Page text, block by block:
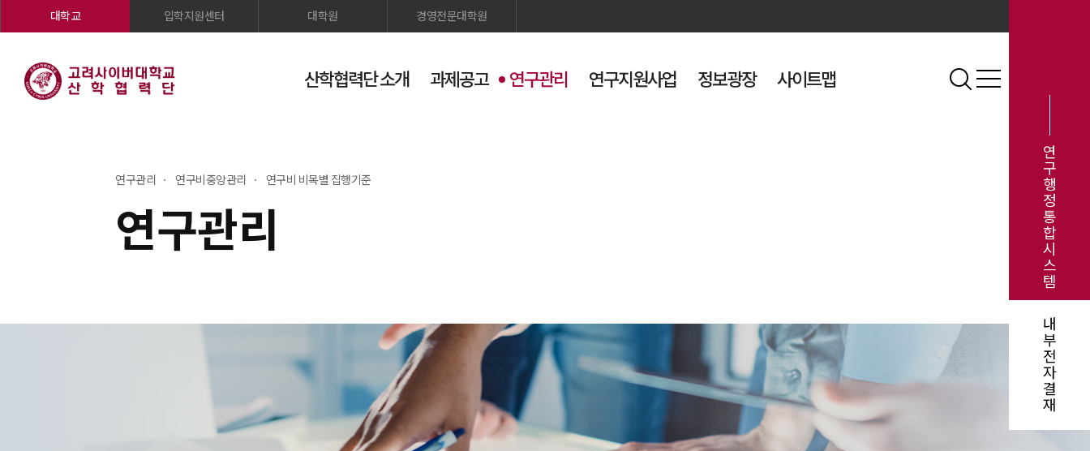
산학협력단 소개 과제공고 연구관리 연구지원사업 정보광장 사이트맵
검색사이트맵
대학교 입학지원센터 대학원 경영전문대학원
연
구
행
정
통
합
시
스
템
내
부
전
자
결
재
연구관리
연구관리 연구비중앙관리 연구비 비목별 집행기준